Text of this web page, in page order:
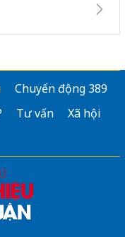
Chuyển động 389
Tư vấn
Xã hội